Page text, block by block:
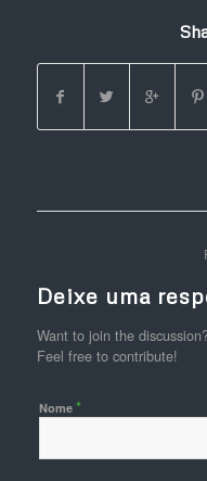
Deixe uma
Want to join the
Feel free to contribute!
Nome *